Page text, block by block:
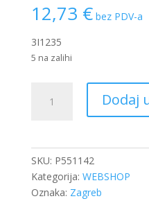
12,73 € bez PDV-a
3I1235
5 na zalihi
15117
Dodaj
SKU: P551142
Kategorija: WEBSHOP
Oznaka: Zagreb